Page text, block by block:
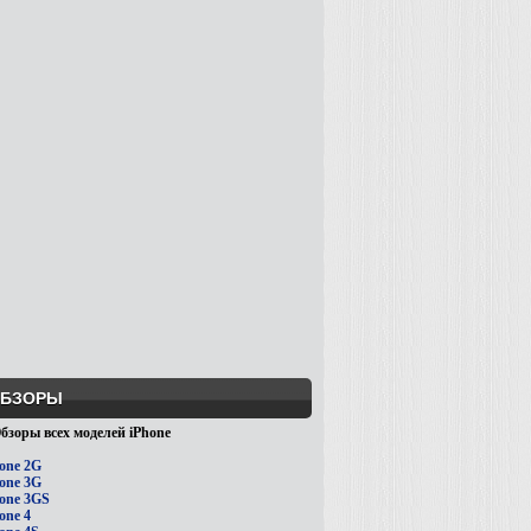
всех моделей iPhone
2G
3G
3GS
4